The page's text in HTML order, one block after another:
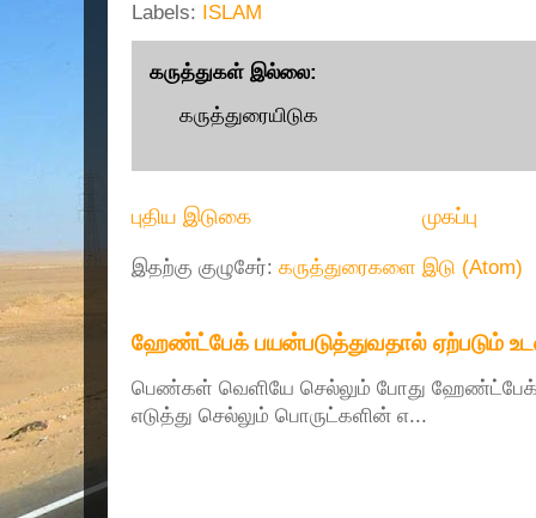
Labels: ISLAM
கருத்துகள் இல்லை:
கருத்துரையிடுக
புதிய இடுகை முகப்பு
இதற்கு குழுசேர்: கருத்துரைகளை இடு (Atom)
ஹேண்ட்பேக் பயன்படுத்துவதால் ஏற்படும்
பெண்கள் வெளியே செல்லும் போது
எடுத்து செல்லும் பொருட்களின் எ...